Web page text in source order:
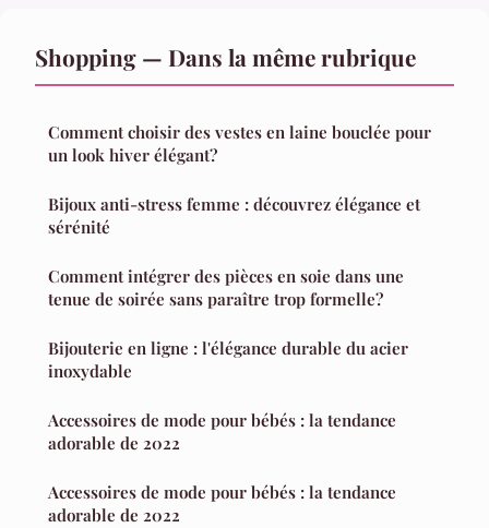
Shopping — Dans la même rubrique
Comment choisir des vestes en laine bouclée pour
un look hiver élégant?
Bijoux anti-stress femme : découvrez élégance et
sérénité
Comment intégrer des pièces en soie dans une
tenue de soirée sans paraître trop formelle?
Bijouterie en ligne : l'élégance durable du acier
inoxydable
Accessoires de mode pour bébés : la tendance
adorable de 2022
Accessoires de mode pour bébés : la tendance
adorable de 2022